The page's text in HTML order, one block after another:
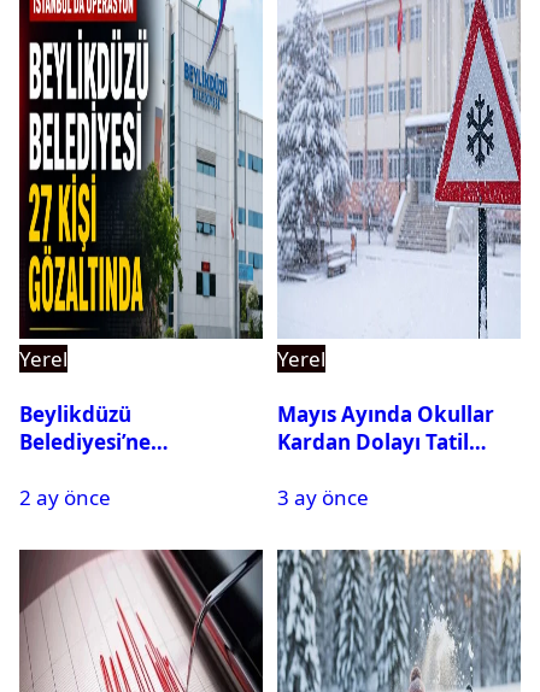
Yerel
Beylikdüzü
Belediyesi’ne
Gözaltına Alındı
2 ay önce
Yerel
Mayıs Ayında Okullar
Kardan Dolayı Tatil
3 ay önce